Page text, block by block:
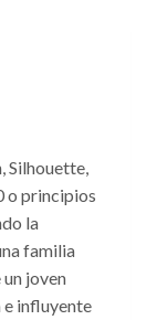
Silhouette,
o principios
la
familia
joven
e influyente